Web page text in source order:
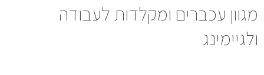
מגוון עכברים ומקלדות לעבודה
ולגיימינג